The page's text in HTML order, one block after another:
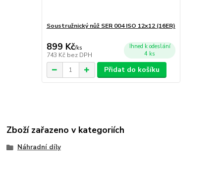
Soustružnický nůž SER 004 ISO 12x12 (16ER)
899 Kč/ks
743 Kč bez DPH
Ihned k odeslání
4 ks
Přidat do košíku
Zboží zařazeno v kategoriích
Náhradní díly